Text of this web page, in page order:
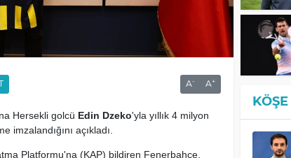
A- A+
Hersekli golcü Edin Dzeko'yla yıllık 4 milyon
imzalandığını açıkladı.
Platformu'na (KAP) bildiren Fenerbahçe,
KÖŞE